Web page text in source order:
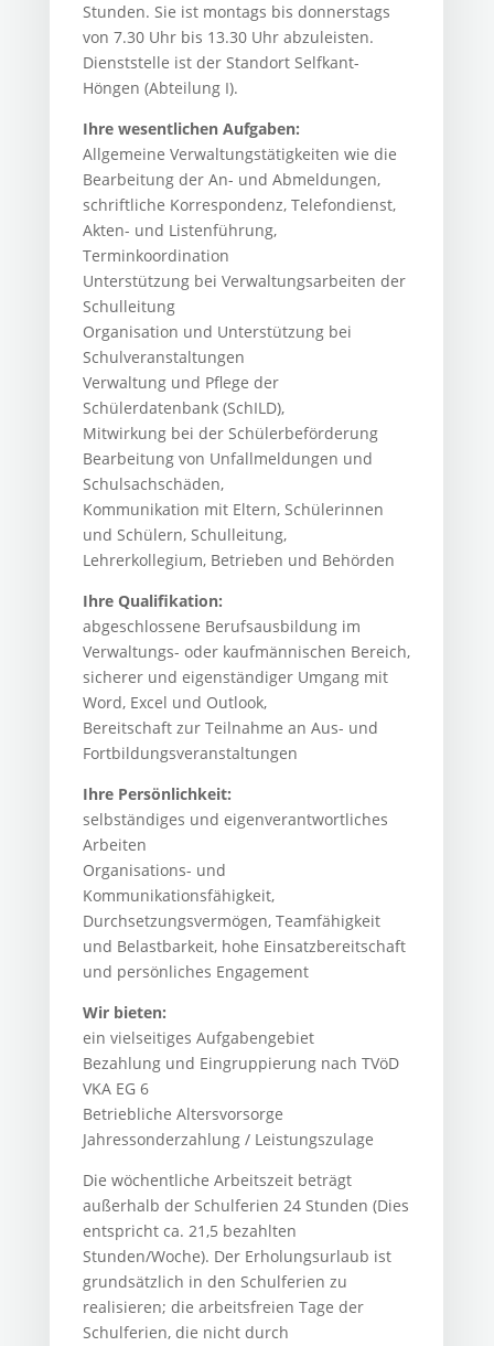
Stunden. Sie ist montags bis donnerstags
von 7.30 Uhr bis 13.30 Uhr abzuleisten.
Dienststelle ist der Standort Selfkant-
Höngen (Abteilung I).
Ihre wesentlichen Aufgaben:
Allgemeine Verwaltungstätigkeiten wie die
Bearbeitung der An- und Abmeldungen,
schriftliche Korrespondenz, Telefondienst,
Akten- und Listenführung,
Terminkoordination
Unterstützung bei Verwaltungsarbeiten der
Schulleitung
Organisation und Unterstützung bei
Schulveranstaltungen
Verwaltung und Pflege der
Schülerdatenbank (SchILD),
Mitwirkung bei der Schülerbeförderung
Bearbeitung von Unfallmeldungen und
Schulsachschäden,
Kommunikation mit Eltern, Schülerinnen
und Schülern, Schulleitung,
Lehrerkollegium, Betrieben und Behörden
Ihre Qualifikation:
abgeschlossene Berufsausbildung im
Verwaltungs- oder kaufmännischen Bereich,
sicherer und eigenständiger Umgang mit
Word, Excel und Outlook,
Bereitschaft zur Teilnahme an Aus- und
Fortbildungsveranstaltungen
Ihre Persönlichkeit:
selbständiges und eigenverantwortliches
Arbeiten
Organisations- und
Kommunikationsfähigkeit,
Durchsetzungsvermögen, Teamfähigkeit
und Belastbarkeit, hohe Einsatzbereitschaft
und persönliches Engagement
Wir bieten:
ein vielseitiges Aufgabengebiet
Bezahlung und Eingruppierung nach TVöD
VKA EG 6
Betriebliche Altersvorsorge
Jahressonderzahlung / Leistungszulage
Die wöchentliche Arbeitszeit beträgt
außerhalb der Schulferien 24 Stunden (Dies
entspricht ca. 21,5 bezahlten
Stunden/Woche). Der Erholungsurlaub ist
grundsätzlich in den Schulferien zu
realisieren; die arbeitsfreien Tage der
Schulferien, die nicht durch